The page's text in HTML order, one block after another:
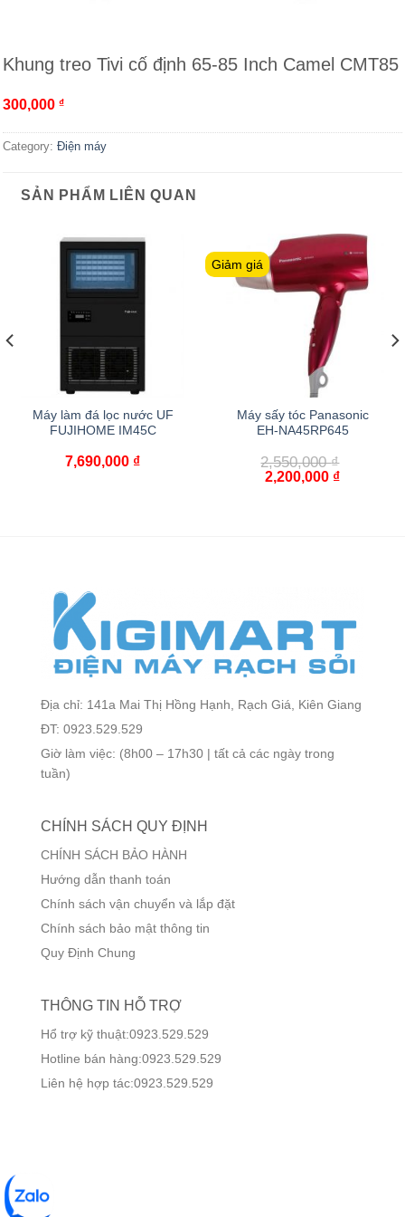
Khung treo Tivi cố định 65-85 Inch Camel CMT85
300,000 ₫
Category: Điện máy
SẢN PHẨM LIÊN QUAN
Máy làm đá lọc nước UF
FUJIHOME IM45C
7,690,000 ₫
Giảm giá
Máy sấy tóc Panasonic
EH-NA45RP645
2,550,000₫
2,200,000 ₫
Địa chỉ: 141a Mai Thị Hồng Hạnh, Rạch Giá, Kiên Giang
ĐT: 0923.529.529
Giờ làm việc: (8h00 – 17h30 | tất cả các ngày trong
tuần)
CHÍNH SÁCH QUY ĐỊNH
CHÍNH SÁCH BẢO HÀNH
Hướng dẫn thanh toán
Chính sách vận chuyển và lắp đặt
Chính sách bảo mật thông tin
Quy Định Chung
THÔNG TIN HỖ TRỢ
Hổ trợ kỹ thuật:0923.529.529
Hotline bán hàng:0923.529.529
Liên hệ hợp tác:0923.529.529